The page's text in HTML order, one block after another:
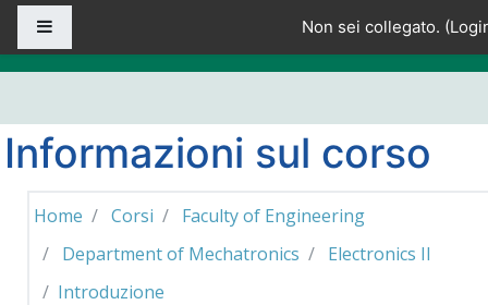
Vai al contenuto principale
Non sei collegato. (
Informazioni sul corso
Home Corsi
Faculty of Engineering
Department of Mechatronics
Electronics II
Introduzione